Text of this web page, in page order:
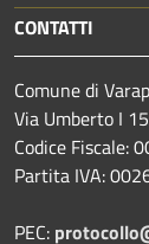
CONTATTI
Comune di
Via Umberto I
Codice Fiscale:
Partita IVA:
PEC: